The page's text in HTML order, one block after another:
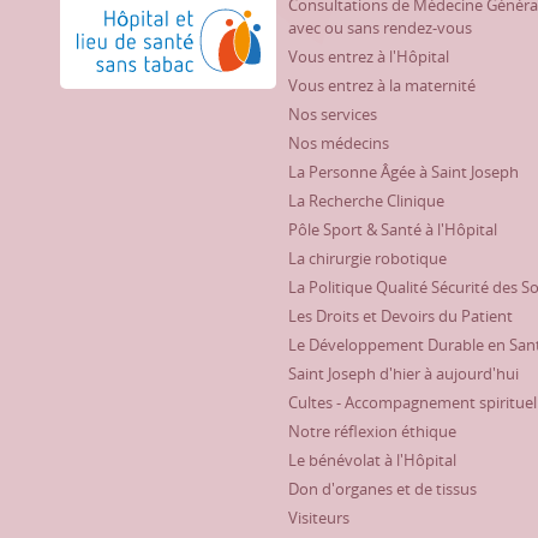
Hôpital et lieu de santé sans tabac
Consultations de Médecine
avec ou sans rendez-vous
Vous entrez à l'Hôpital
Vous entrez à la maternité
Nos services
Nos médecins
La Personne Âgée à Saint Joseph
La Recherche Clinique
Pôle Sport & Santé à l'Hôpital
La chirurgie robotique
La Politique Qualité Sécurité des
Les Droits et Devoirs du Patient
Le Développement Durable en
Saint Joseph d'hier à aujourd'hui
Cultes - Accompagnement spirituel
Notre réflexion éthique
Le bénévolat à l'Hôpital
Don d'organes et de tissus
Visiteurs